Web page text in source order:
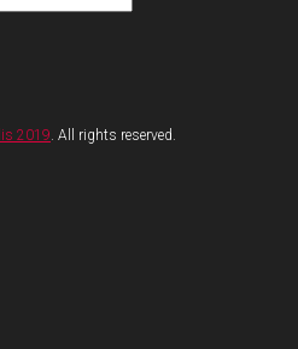
2019 . All rights reserved.